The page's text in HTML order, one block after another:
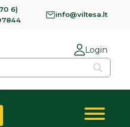
6)
info@viltesa.lt
Login